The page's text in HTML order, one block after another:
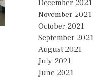
December 2021
November 2021
October 2021
September 2021
August 2021
July 2021
June 2021